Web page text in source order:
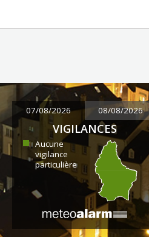
07/08/2026 08/08/2026
VIGILANCES
Aucune
vigilance
particulière